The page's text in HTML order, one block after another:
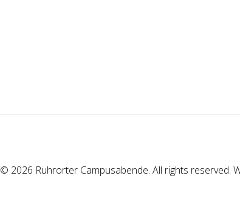
© 2026 Ruhrorter Campusabende. All rights reserved.